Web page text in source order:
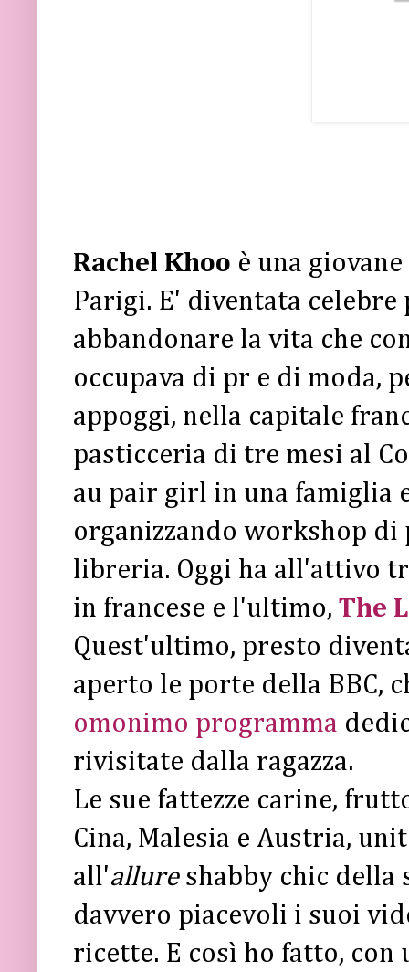
Rachel Khoo è una
Parigi. E' diventata
abbandonare la vita che
occupava di pr e di moda,
appoggi, nella capitale
pasticceria di tre mesi al
au pair girl in una famiglia
organizzando workshop di
libreria. Oggi ha all'attivo
in francese e l'ultimo, The
Quest'ultimo, presto
aperto le porte della BBC,
omonimo programma
rivisitate dalla ragazza.
Le sue fattezze carine,
Cina, Malesia e Austria,
all'allureshabby chic della
davvero piacevoli i suoi
ricette. E così ho fatto, con